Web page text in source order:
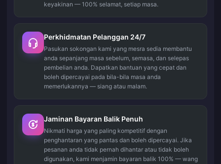
keyakinan — 100% selamat, setiap masa.
Perkhidmatan Pelanggan 24/7
Pasukan sokongan kami yang mesra sedia membantu
anda sepanjang masa sebelum, semasa, dan selepas
pembelian anda. Dapatkan bantuan yang cepat dan
boleh dipercayai pada bila-bila masa anda
memerlukannya — siang atau malam.
Jaminan Bayaran Balik Penuh
Nikmati harga yang paling kompetitif dengan
penghantaran yang pantas dan boleh dipercayai. Jika
pesanan anda tidak pernah dihantar atau tidak boleh
digunakan, kami menjamin bayaran balik 100% — wang